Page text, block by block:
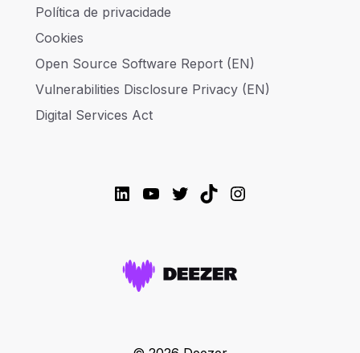
Política de privacidade
Cookies
Open Source Software Report (EN)
Vulnerabilities Disclosure Privacy (EN)
Digital Services Act
LinkedIn
YouTube
Twitter
TikTokInstagram